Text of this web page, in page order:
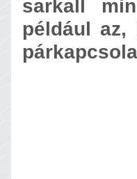
sarkall
például az,